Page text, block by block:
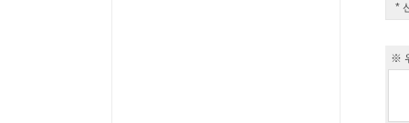
③
까
*
*
*
*
※